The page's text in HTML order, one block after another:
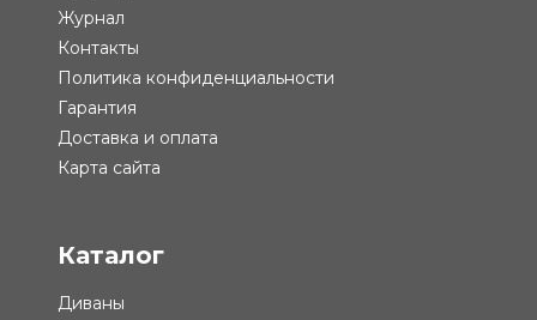
Журнал
Контакты
Политика конфиденциальности
Гарантия
Доставка и оплата
Карта сайта
Каталог
Диваны